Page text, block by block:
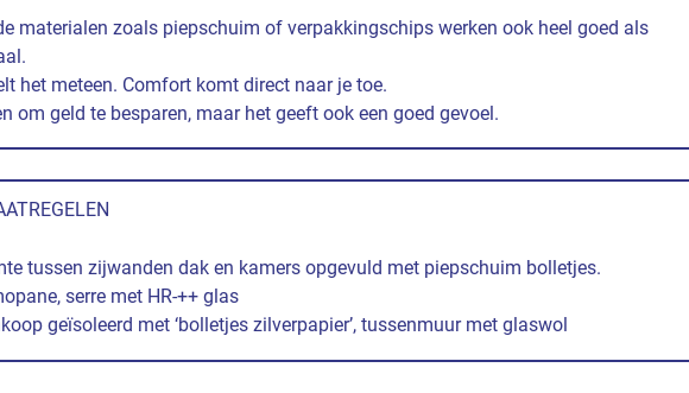
materialen zoals piepschuim of verpakkingschips werken ook heel goed als
het meteen. Comfort komt direct naar je toe.
om geld te besparen, maar het geeft ook een goed gevoel.
tussen zijwanden dak en kamers opgevuld met piepschuim bolletjes.
serre met HR-++ glas
geïsoleerd met ‘bolletjes zilverpapier’, tussenmuur met glaswol